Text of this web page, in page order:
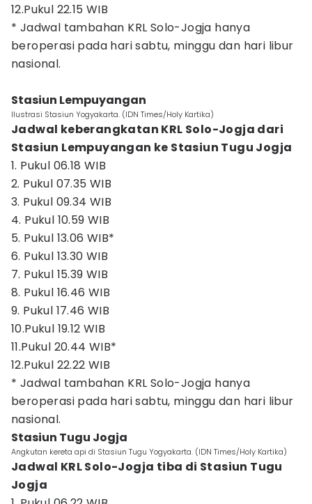
12.Pukul 22.15 WIB
* Jadwal tambahan KRL Solo-Jogja hanya
beroperasi pada hari sabtu, minggu dan hari libur
nasional.
Stasiun Lempuyangan
Ilustrasi Stasiun Yogyakarta. (IDN Times/Holy Kartika)
Jadwal keberangkatan KRL Solo-Jogja dari
Stasiun Lempuyangan ke Stasiun Tugu Jogja
1. Pukul 06.18 WIB
2. Pukul 07.35 WIB
3. Pukul 09.34 WIB
4. Pukul 10.59 WIB
5. Pukul 13.06 WIB*
6. Pukul 13.30 WIB
7. Pukul 15.39 WIB
8. Pukul 16.46 WIB
9. Pukul 17.46 WIB
10.Pukul 19.12 WIB
11.Pukul 20.44 WIB*
12.Pukul 22.22 WIB
* Jadwal tambahan KRL Solo-Jogja hanya
beroperasi pada hari sabtu, minggu dan hari libur
nasional.
Stasiun Tugu Jogja
Angkutan kereta api di Stasiun Tugu Yogyakarta. (IDN Times/Holy Kartika)
Jadwal KRL Solo-Jogja tiba di Stasiun Tugu
Jogja